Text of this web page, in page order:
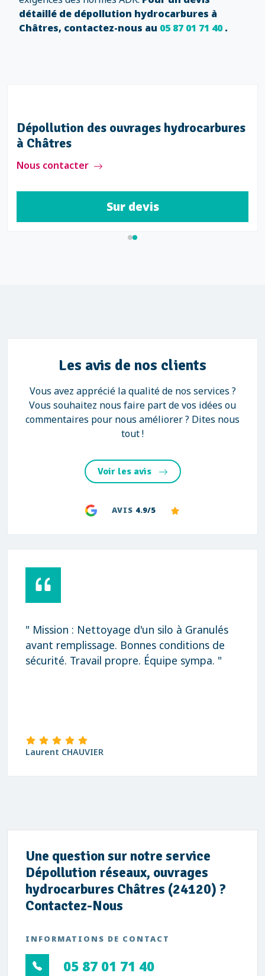
détaillé de dépollution hydrocarbures à
Châtres, contactez-nous au 05 87 01 71 40.
Dépollution des ouvrages hydrocarbures
à Châtres
Nous contacter
Sur devis
Les avis de nos clients
Vous avez apprécié la qualité de nos services ?
Vous souhaitez nous faire part de vos idées ou
commentaires pour nous améliorer ? Dites nous
tout !
Voir les avis
AVIS 4.9/5
" Mission : Nettoyage d'un silo à Granulés
avant remplissage. Bonnes conditions de
sécurité. Travail propre. Équipe sympa. "
Laurent CHAUVIER
Une question sur notre service
Dépollution réseaux, ouvrages
hydrocarbures Châtres (24120) ?
Contactez-Nous
INFORMATIONS DE CONTACT
05 87 01 71 40